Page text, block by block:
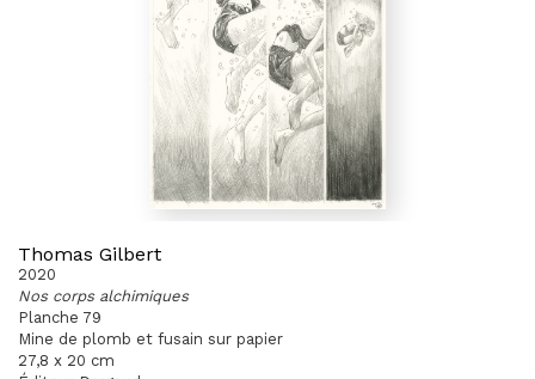
Thomas Gilbert
2020
Nos corps alchimiques
Planche 79
Mine de plomb et fusain sur papier
27,8 x 20 cm